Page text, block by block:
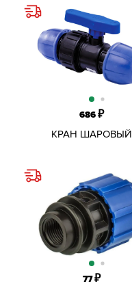
686₽
КРАН ШАРОВЫЙ
77₽